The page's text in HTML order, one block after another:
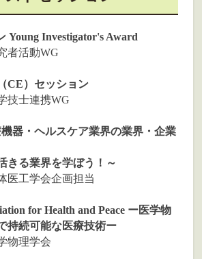
Young Investigator's Award
者活動WG
CE）セッション
技⼠連携WG
器・ヘルスケア業界の業界・企業
きる業界を学ぼう！～
医工学会企画担当
for Health and Peace ー医学物
持続可能な医療技術ー
物理学会